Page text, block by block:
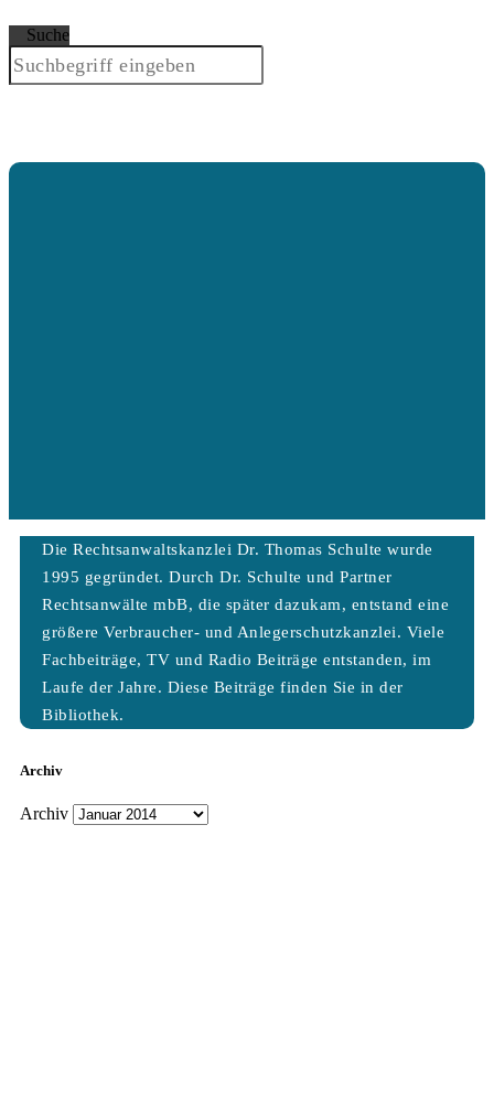
Suche
Die Rechtsanwaltskanzlei Dr. Thomas Schulte wurde
1995 gegründet. Durch Dr. Schulte und Partner
Rechtsanwälte mbB, die später dazukam, entstand eine
größere Verbraucher- und Anlegerschutzkanzlei. Viele
Fachbeiträge, TV und Radio Beiträge entstanden, im
Laufe der Jahre. Diese Beiträge finden Sie in der
Bibliothek.
Archiv
Archiv